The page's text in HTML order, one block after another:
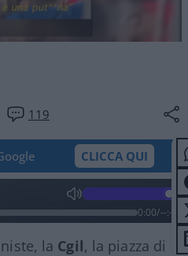
119
CLICCA QUI
0:00/--:--
la Cgil, la piazza di